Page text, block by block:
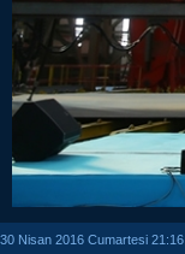
30 Nisan 2016 Cumartesi 21:16